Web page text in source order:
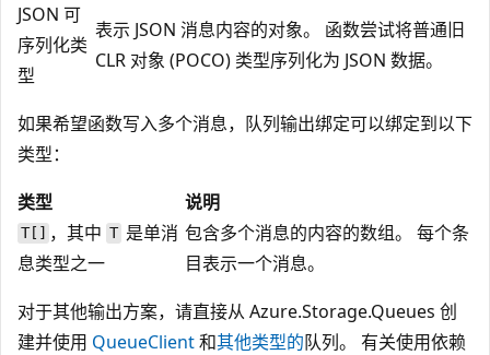
JSON 可
序列化类
型
表示 JSON 消息内容的对象。 函数尝试将普通旧
CLR 对象 (POCO) 类型序列化为 JSON 数据。
如果希望函数写入多个消息，队列输出绑定可以绑定到以下
类型：
类型
说明
T[] ，其中T是单消
息类型之一
包含多个消息的内容的数组。 每个条
目表示一个消息。
对于其他输出方案，请直接从 Azure.Storage.Queues 创
建并使用 QueueClient和其他类型的队列。 有关使用依赖